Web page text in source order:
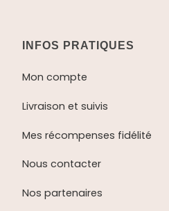
INFOS PRATIQUES
Mon compte
Livraison et suivis
Mes récompenses fidélité
Nous contacter
Nos partenaires